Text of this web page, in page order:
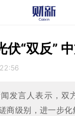
伏“双反”
发言人表示，双
商级别，进一步